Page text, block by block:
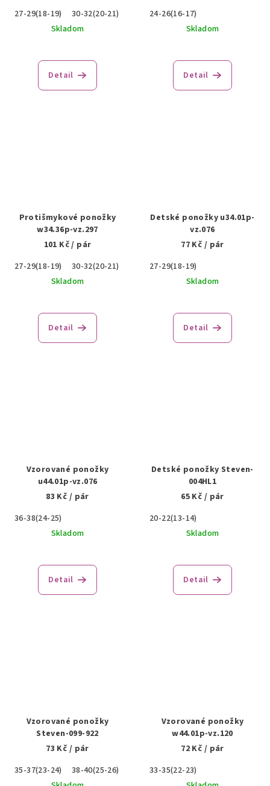
27-29(18-19)
30-32(20-21)
Skladom
Detail
24-26(16-17)
Skladom
Detail
Protišmykové ponožky
w34.36p-vz.297
101 Kč/ pár
27-29(18-19)
30-32(20-21)
Skladom
Detail
Detské ponožky u34.01p-
vz.076
77 Kč / pár
27-29(18-19)
Skladom
Detail
Vzorované ponožky
u44.01p-vz.076
83 Kč / pár
36-38(24-25)
Skladom
Detail
Detské ponožky Steven-
004HL1
65 Kč / pár
20-22(13-14)
Skladom
Detail
Vzorované ponožky
Steven-099-922
73 Kč / pár
35-37(23-24)
38-40(25-26)
Vzorované ponožky
w44.01p-vz.120
72 Kč / pár
33-35(22-23)